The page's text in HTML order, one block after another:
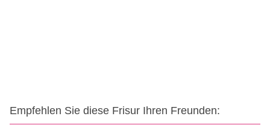
Empfehlen Sie diese Frisur Ihren Freunden: